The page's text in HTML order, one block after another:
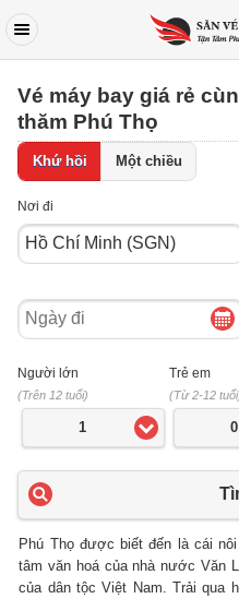
Vé máy bay giá rẻ
thăm Phú Thọ
Khứ hồi Một chiều
Nơi đi
Ngày
đi
Người lớn
(Trên 12 tuổi)
1
Trẻ em
(Từ 2-12
0
Phú Thọ được biết đến là cái
tâm văn hoá của nhà nước Văn
của dân tộc Việt Nam. Trải qua